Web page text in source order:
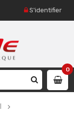
S'identifier
0